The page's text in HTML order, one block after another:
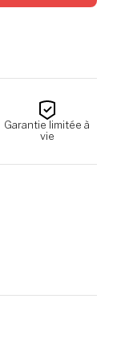
Garantie limitée à
vie